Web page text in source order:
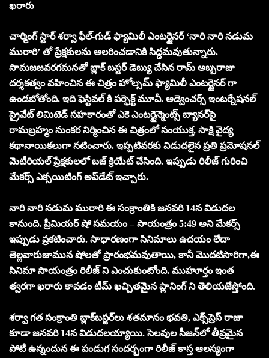
ఖరారు
చార్మింగ్ స్టార్ శర్వా ఫీల్-గుడ్ ఫ్యామిలీ ఎంటర్టైనర్ ‘నారి నారి నడుమ
మురారి’ తో ప్రేక్షకులను అలరించడానికి సిద్ధమవుతున్నారు.
సామజజవరగమనతో బ్లాక్ బస్టర్ డెబ్యు చేసిన రామ్ అబ్బరాజు
దర్శకత్వం వహించిన ఈ చిత్రం హోల్సమ్ ఫ్యామిలీ ఎంటర్టైనర్ గా
ఉండబోతోంది. ఇది ఫెస్టివల్ కి పర్ఫెక్ట్ మూవీ. అడ్వెంచర్స్ ఇంటర్నేషనల్
ప్రైవేట్ లిమిటెడ్ సహకారంతో ఎకె ఎంటర్టైన్మెంట్స్ బ్యానర్‌పై
రామబ్రహ్మం సుంకర నిర్మించిన ఈ చిత్రంలో సంయుక్త, సాక్షి వైద్య
కథానాయికలుగా నటించారు. ఇప్పటివరకు విడుదలైన ప్రతి ప్రమోషనల్
మెటీరియల్ ప్రేక్షకులలో బజ్ క్రియేట్ చేసింది. ఇప్పుడు రిలీజ్ గురించి
మేకర్స్ ఎక్సయిటింగ్ అప్‌డేట్‌ ఇచ్చారు.
నారి నారి నడుమ మురారి ఈ సంక్రాంతికి జనవరి 14న విడుదల
కానుంది. ప్రీమియర్ షో సమయం – సాయంత్రం 5:49 అని మేకర్స్
ఇప్పుడు ప్రకటించారు. సాధారణంగా సినిమాలు ఉదయం లేదా
తెల్లవారుజామున షోలతో ప్రారంభమవుతాయి, కానీ మొదటిసారిగా,ఈ
సినిమా సాయంత్రం రిలీజ్ ని ఎంచుకుంటోంది. ముహూర్తం ఇంత
త్వరగా ఖరారు కావడం టీమ్ ఖచ్చితమైన ప్లానింగ్ ని తెలియజేస్తోంది.
శర్వా గత సంక్రాంతి బ్లాక్‌బస్టర్‌లు శతమానం భవతి, ఎక్స్‌ప్రెస్ రాజా
కూడా జనవరి 14న విడుదలయ్యాయి. సెలవుల సీజన్‌లో తీవ్రమైన
పోటీ ఉన్నందున ఈ పండుగ సందర్భంగా రిలీజ్ కాస్త ఆలస్యంగా